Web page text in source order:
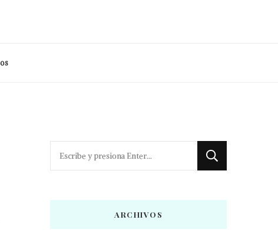
¿Buscas
ARCHIVOS